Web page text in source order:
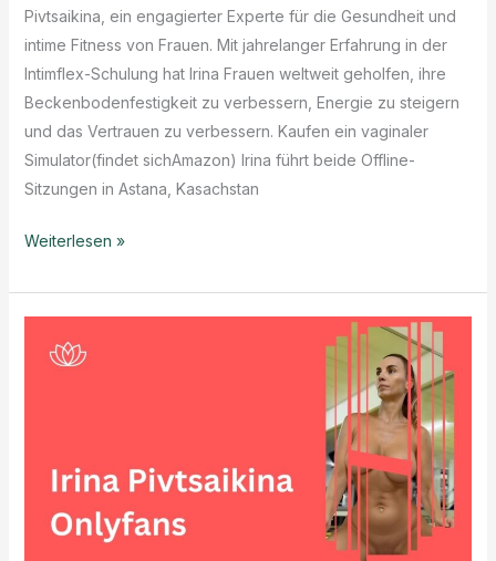
Pivtsaikina, ein engagierter Experte für die Gesundheit und
intime Fitness von Frauen. Mit jahrelanger Erfahrung in der
Intimflex-Schulung hat Irina Frauen weltweit geholfen, ihre
Beckenbodenfestigkeit zu verbessern, Energie zu steigern
und das Vertrauen zu verbessern. Kaufen ein vaginaler
Simulator(findet sichAmazon) Irina führt beide Offline-
Sitzungen in Astana, Kasachstan
Libdo
Lehrerin
Weiterlesen »